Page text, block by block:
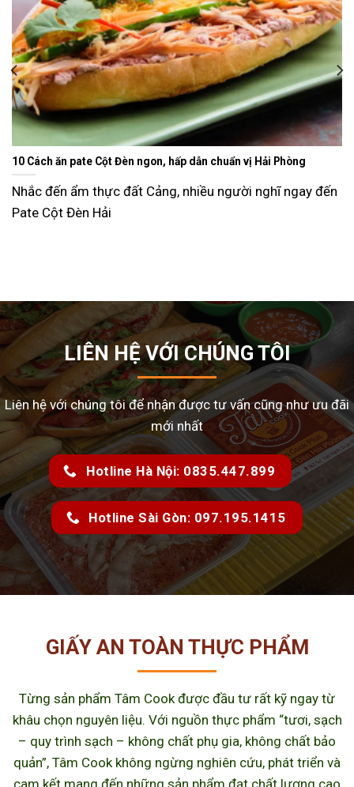
Ăn gì ngày Tết sao cho đỡ ngán và lạ miệng? Gợi ý 15 món ngon
dễ làm tại nhà
Tết Nguyên Đán là dịp sum vầy, nhưng cũng là thời điểm
LIÊN HỆ VỚI CHÚNG TÔI
Liên hệ với chúng tôi để nhận được tư vấn cũng như ưu đãi
mới nhất
Hotline Hà Nội: 0835.447.899
Hotline Sài Gòn: 097.195.1415
GIẤY AN TOÀN THỰC PHẨM
Từng sản phẩm Tâm Cook được đầu tư rất kỹ ngay từ
khâu chọn nguyên liệu. Với nguồn thực phẩm “tươi, sạch
– quy trình sạch – không chất phụ gia, không chất bảo
quản”, Tâm Cook không ngừng nghiên cứu, phát triển và